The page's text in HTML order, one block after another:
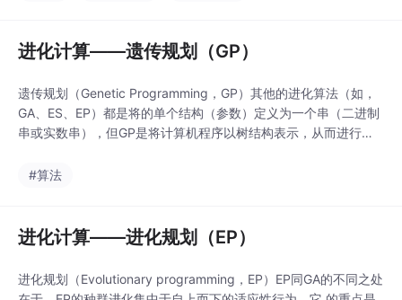
进化计算——遗传规划（GP）
遗传规划（Genetic Programming，GP）其他的进化算法（如，
GA、ES、EP）都是将的单个结构（参数）定义为一个串（二进制
串或实数串），但GP是将计算机程序以树结构表示，从而进行处
个体结构都是固定长度的，但通过GP进化的程序在大小、形状和
#算法
进化计算——进化规划（EP）
进化规划（Evolutionary programming，EP）EP同GA的不同之处